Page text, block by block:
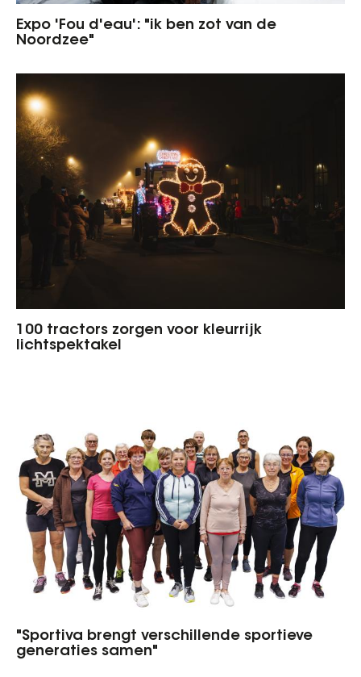
Expo 'Fou d'eau': "ik ben zot van de
Noordzee"
100 tractors zorgen voor kleurrijk
lichtspektakel
"Sportiva brengt verschillende sportieve
generaties samen"